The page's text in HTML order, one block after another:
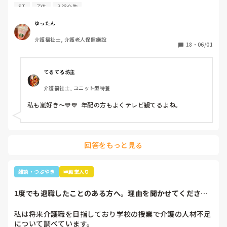
暑いししんどいから、せめて好きなTシャツを着て介助しよ
別のフロアの利用者さん達で私はリフト浴の介助をしている
と「可愛いTシャツね☺️」と言われ「そうでしょ？去年のバ
レーボールの世界大会で好きなアイドル達が応援してて、グ
ーズ…(きっとWESTの読み方分からなかった)あなたジャニ
ーズが好きなのね😊」と。
大好きと伝えると「私もよ、あなた嵐は好き？」と聞かれ、
1番好きと伝えると利用者さんが嵐のメンバー3人の名前を言
っていき「後2人…。どないしよ、あと2人名前がでてけぇへ
んわ😩」と言うと近くの利用者さんが「櫻井くんと二宮くん
や」と😂😂
ムタクしか居ないこと、SMAPは解散してしまった事等伝え
言いやん😊」と(笑)
そこから利用者さんは「キムタクは工藤静香と結婚したんや
最初の嵐で私のジャニオタスイッチを破壊してきたので、入
員がその利用者さんに「この子にその話したら永遠に話すか
らあかんよ(笑)」と言われるほど(笑)
ST 子供 入浴介助
ゆったん
介護福祉士, 介護老人保健施設
18 ・ 06/01
てるてる坊主
介護福祉士, ユニット型特養
私も嵐好き～💙💙  年配の方もよくテレビ観てるよね。
回答をもっと見る
雑談・つぶやき 👑殿堂入り
1度でも退職したことのある方へ。理由を聞かせてくださ
私は将来介護職を目指しており学校の授業で介護の人材不足
について調べています。